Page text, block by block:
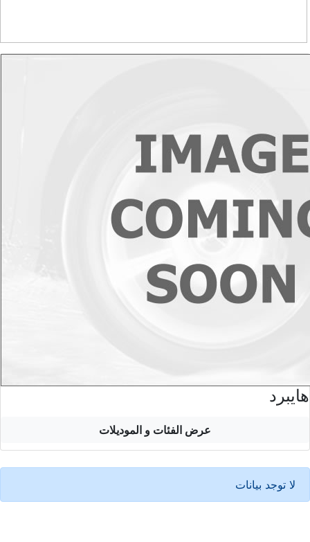
هايبرد
عرض الفئات و الموديلات
لا توجد بيانات